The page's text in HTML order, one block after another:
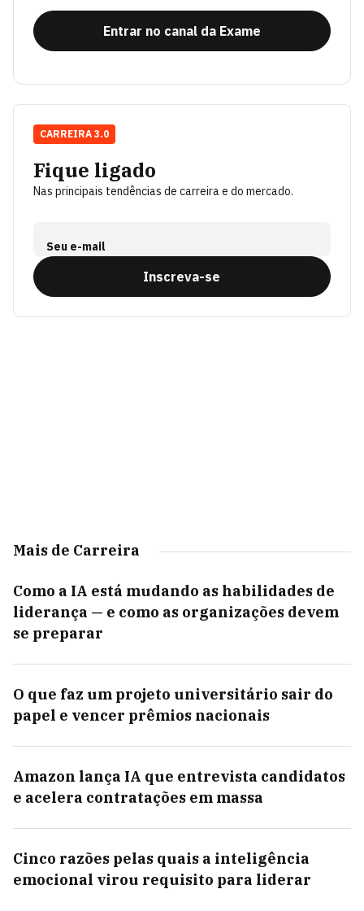
Entrar no canal da Exame
Fique ligado
Nas principais tendências de carreira e do mercado.
Seu e-mail
Inscreva-se
CARREIRA 3.0
Mais de Carreira
Como a IA está mudando as habilidades de
liderança — e como as organizações devem
se preparar
O que faz um projeto universitário sair do
papel e vencer prêmios nacionais
Amazon lança IA que entrevista candidatos
e acelera contratações em massa
Cinco razões pelas quais a inteligência
emocional virou requisito para liderar